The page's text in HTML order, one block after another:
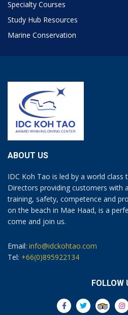
Specialty Courses
Study Hub Resources
Marine Conservation
ABOUT US
IDC Koh Tao is led by a world class
Directors providing customers with
training, safety, competence and
on the beach in Mae Haad, is a
come and join us.
Email: info@idckohtao.com
Tel: +66(0)895922134
FOLLOW